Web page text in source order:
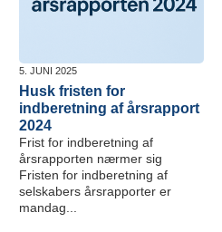
5. JUNI 2025
Husk fristen for
indberetning af årsrapport
2024
Frist for indberetning af
årsrapporten nærmer sig
Fristen for indberetning af
selskabers årsrapporter er
mandag...